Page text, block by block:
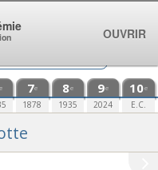
e 7e
1878
8e
1935
9e
2024
10e
E.C.
OUVRIR